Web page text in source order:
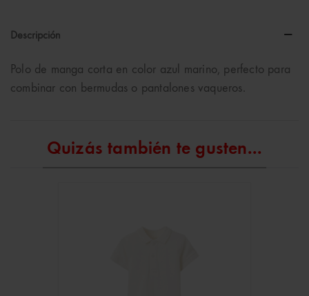
Descripción
Polo de manga corta en color azul marino, perfecto para
combinar con bermudas o pantalones vaqueros.
Quizás también te gusten...